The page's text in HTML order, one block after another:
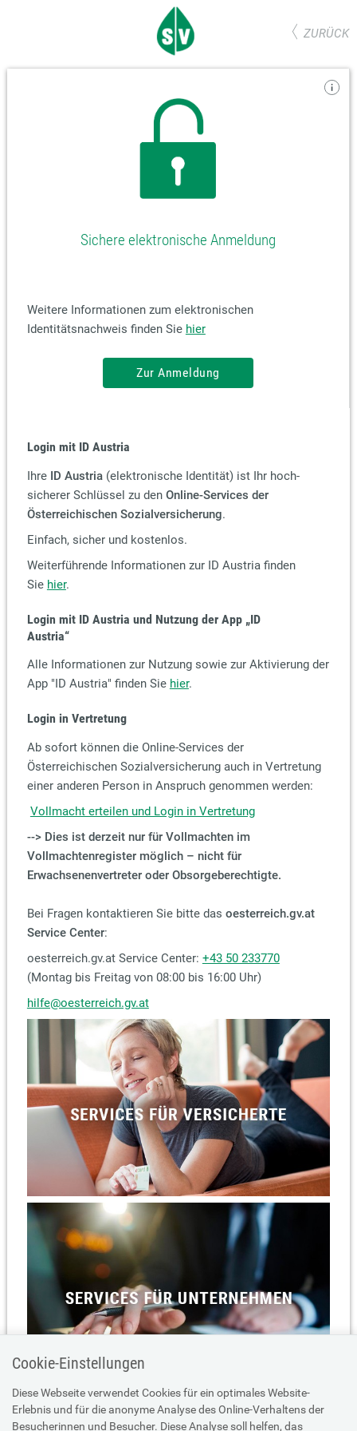
ZURÜCK
Sichere elektronische Anmeldung
Weitere Informationen zum elektronischen
Identitätsnachweis finden Sie hier
Zur Anmeldung
Login mit ID Austria
Ihre ID Austria(elektronische Identität) ist Ihr hoch-
sicherer Schlüssel zu den Online-Services der
Österreichischen Sozialversicherung.
Einfach, sicher und kostenlos.
Weiterführende Informationen zur ID Austria finden
Sie hier.
Login mit ID Austria und Nutzung der App „ID
Austria“
Alle Informationen zur Nutzung sowie zur Aktivierung der
App "ID Austria" finden Sie hier.
Login in Vertretung
Ab sofort können die Online-Services der
Österreichischen Sozialversicherung auch in Vertretung
einer anderen Person in Anspruch genommen werden:
Vollmacht erteilen und Login in Vertretung
--> Dies ist derzeit nur für Vollmachten im
Vollmachtenregister möglich – nicht für
Erwachsenenvertreter oder Obsorgeberechtigte.
Bei Fragen kontaktieren Sie bitte das oesterreich.gv.at
Service Center:
oesterreich.gv.at Service Center: +43 50 233770
(Montag bis Freitag von 08:00 bis 16:00 Uhr)
hilfe@oesterreich.gv.at
Cookie-Einstellungen
Diese Webseite verwendet Cookies für ein optimales Website-
Erlebnis und für die anonyme Analyse des Online-Verhaltens der
Besucherinnen und Besucher. Diese Analyse soll helfen, das